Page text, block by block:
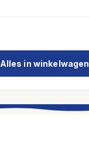
Alles in winkelwagen